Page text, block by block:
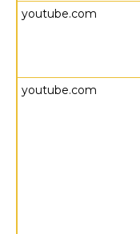
youtube.com
youtube.com